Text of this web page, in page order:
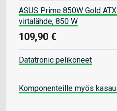
ASUS Prime 850W Gold
virtalähde, 850 W
109,90 €
Datatronic pelikoneet
Komponenteille myös